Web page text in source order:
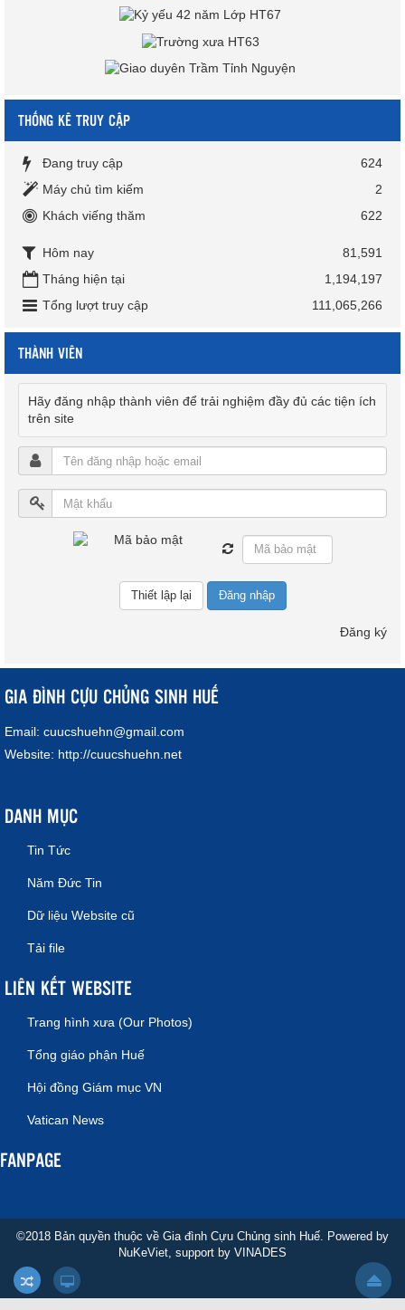
THỐNG KÊ TRUY CẬP
Đang truy cập
624
Máy chủ tìm kiếm
2
Khách viếng thăm
622
Hôm nay
81,591
Tháng hiện tại
1,194,197
Tổng lượt truy cập
111,065,266
THÀNH VIÊN
Hãy đăng nhập thành viên để trải nghiệm đầy đủ các tiện ích
trên site
Đăng nhập
Đăng ký
GIA ĐÌNH CỰU CHỦNG SINH HUẾ
Email: cuucshuehn@gmail.com
Website: http://cuucshuehn.net
DANH MỤC
Tin Tức
Năm Đức Tin
Dữ liệu Website cũ
Tải file
LIÊN KẾT WEBSITE
Trang hình xưa (Our Photos)
Tổng giáo phận Huế
Hội đồng Giám mục VN
Vatican News
FANPAGE
©2018 Bản quyền thuộc về Gia đình Cựu Chủng sinh Huế. Powered by
NuKeViet, support by VINADES